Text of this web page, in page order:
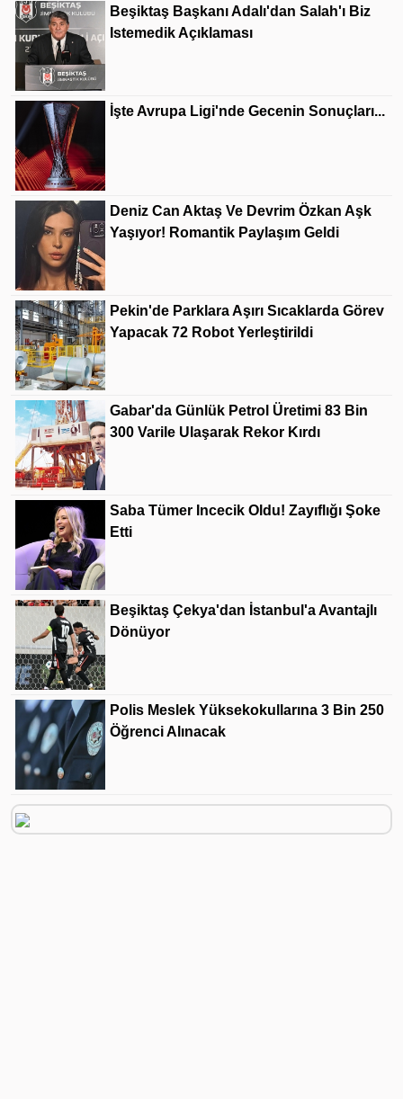
Beşiktaş Başkanı Adalı'dan Salah'ı Biz
Istemedik Açıklaması
İşte Avrupa Ligi'nde Gecenin Sonuçları...
Deniz Can Aktaş Ve Devrim Özkan Aşk
Yaşıyor! Romantik Paylaşım Geldi
Pekin'de Parklara Aşırı Sıcaklarda Görev
Yapacak 72 Robot Yerleştirildi
Gabar'da Günlük Petrol Üretimi 83 Bin
300 Varile Ulaşarak Rekor Kırdı
Saba Tümer Incecik Oldu! Zayıflığı Şoke
Etti
Beşiktaş Çekya'dan İstanbul'a Avantajlı
Dönüyor
Polis Meslek Yüksekokullarına 3 Bin 250
Öğrenci Alınacak